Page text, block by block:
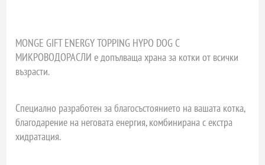
MONGE GIFT ENERGY TOPPING HYPO DOG С
МИКРОВОДОРАСЛИ е допълваща храна за котки от всички
възрасти.
Специално разработен за благосъстоянието на вашата котка,
благодарение на неговата енергия, комбинирана с екстра
хидратация.